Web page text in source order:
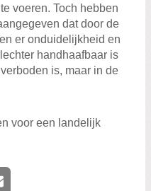
voeren. Toch hebben
dat door de
er onduidelijkheid en
handhaafbaar is
is, maar in de
voor een landelijk
mail